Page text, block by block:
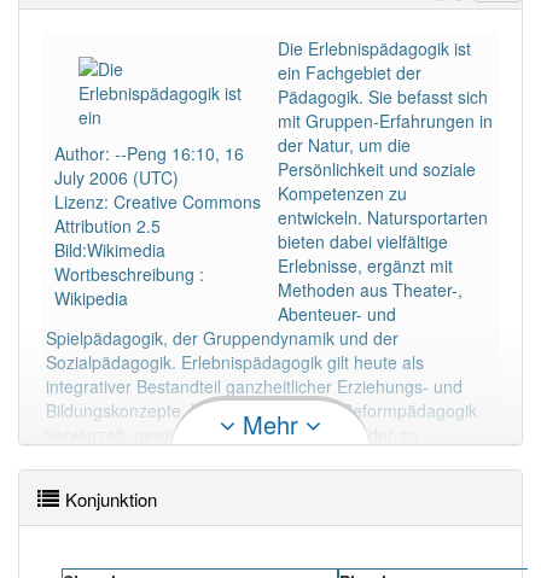
PowerIndex:3
Häufigkeit: 4 von 10
Wörter mit Endung -erlebnispädagogik: 1
Wörter mit Endung-erlebnispädagogikaber mit
einem anderen Artikel
: 0
83% unserer Spielapp-Nutzer haben den Artikel
Author: --Peng 16:10, 16
July 2006 (UTC)
Lizenz: Creative Commons
Attribution 2.5
Bild:Wikimedia
Wortbeschreibung :
Wikipedia
Die Erlebnispädagogik ist
ein Fachgebiet der
Pädagogik. Sie befasst sich
mit Gruppen-Erfahrungen in
der Natur, um die
Persönlichkeit und soziale
Kompetenzen zu
entwickeln. Natursportarten
bieten dabei vielfältige
Erlebnisse, ergänzt mit
Methoden aus Theater-,
Abenteuer- und
Spielpädagogik, der Gruppendynamik und der
Sozialpädagogik. Erlebnispädagogik gilt heute als
integrativer Bestandteil ganzheitlicher Erziehungs- und
Bildungskonzepte. Ursprünglich in der Reformpädagogik
verwurzelt, gewinnt sie in jüngster Zeit wieder an
zunehmende Rolle in der Gesellschaft spielen.
Mehr
Konjunktion